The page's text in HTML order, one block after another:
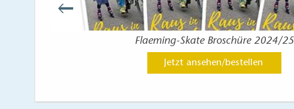
Flaeming-Skate Broschüre 2024/25
Jetzt ansehen/bestellen